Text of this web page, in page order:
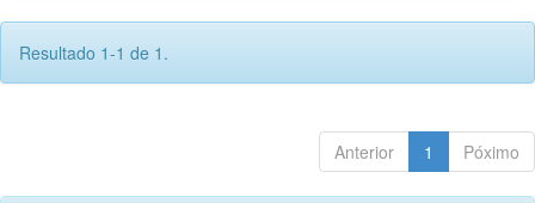
Resultado 1-1 de 1.
Anterior 1 Póximo